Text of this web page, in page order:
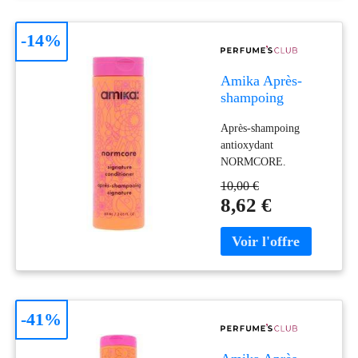
Amika Après-
shampoing
Normcore 60 ml
Après-shampoing
antioxydant
NORMCORE.
Les tendances: Karité,
Coco. Green beauty:
Végétalien, Sans
cruauté
10,00 €
8,62 €
-14%
-41%